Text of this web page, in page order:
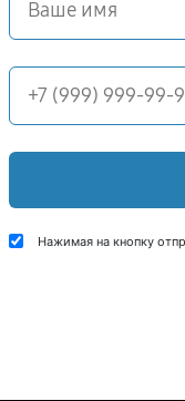
Нажимая на кнопку